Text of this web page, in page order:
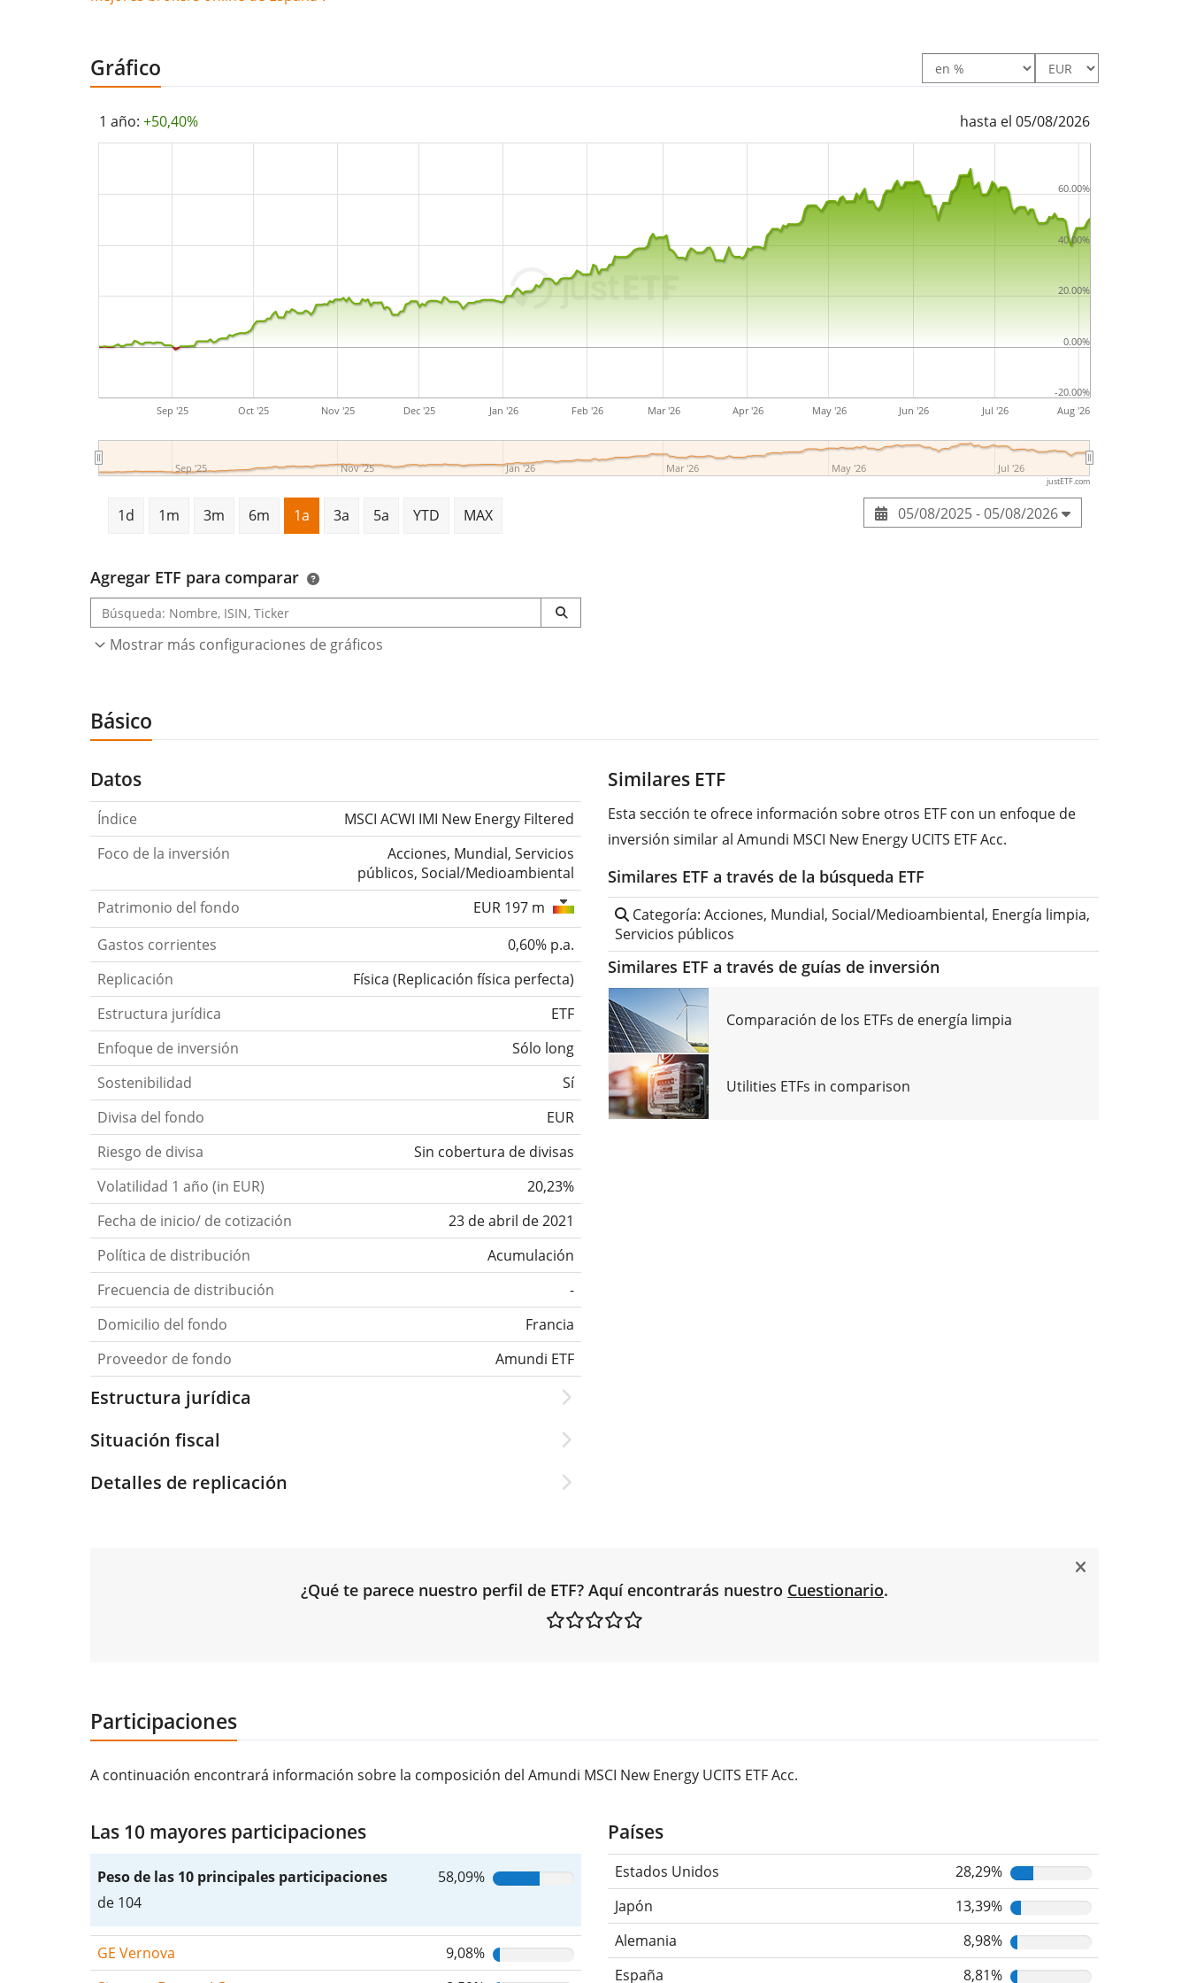
Gráfico
1 año: +50,40% hasta el 05/08/2026
Sep '25 Oct '25 Nov '25 Dec '25 Jan '26 Feb '26 Mar '26 Apr '26 May '26 Jun '26 Jul '26 Aug '26
Sep '25 Nov '25 Jan '26 Mar '26 May '26 Jul '26
-20.00%
0.00%
20.00%
40.00%
60.00%
justETF.com
1d 1m 3m 6m 1a 3a 5a YTD MAX 05/08/2025 - 05/08/2026
Agregar ETF para comparar
Mostrar más configuraciones de gráficos
Básico
Datos
Índice
MSCI ACWI IMI New Energy Filtered
Foco de la inversión
Acciones, Mundial, Servicios
públicos, Social/Medioambiental
Patrimonio del fondo
EUR 197 m
Gastos corrientes
0,60% p.a.
Replicación
Física (Replicación física perfecta)
Estructura jurídica
ETF
Enfoque de inversión
Sólo long
Sostenibilidad
Sí
Divisa del fondo
EUR
Riesgo de divisa
Sin cobertura de divisas
Volatilidad 1 año (in EUR)
20,23%
Fecha de inicio/ de cotización
23 de abril de 2021
Política de distribución
Acumulación
Frecuencia de distribución
-
Domicilio del fondo
Francia
Proveedor de fondo
Amundi ETF
Estructura jurídica
Situación fiscal
Detalles de replicación
Similares ETF
Esta sección te ofrece información sobre otros ETF con un enfoque de
inversión similar al Amundi MSCI New Energy UCITS ETF Acc.
Similares ETF a través de la búsqueda ETF
Categoría: Acciones, Mundial, Social/Medioambiental, Energía limpia,
Servicios públicos
Similares ETF a través de guías de inversión
Comparación de los ETFs de energía limpia
Utilities ETFs in comparison
¿Qué te parece nuestro perfil de ETF? Aquí encontrarás nuestro Cuestionario.
Participaciones
A continuación encontrará información sobre la composición del Amundi MSCI New Energy UCITS ETF Acc.
Las 10 mayores participaciones
Peso de las 10 principales participaciones
de 104
58,09%
GE Vernova
9,08%
Países
Estados Unidos
28,29%
Japón
13,39%
Alemania
8,98%
España
8,81%